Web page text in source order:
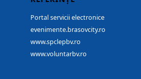
Portal servicii electronice
evenimente.brasovcity.ro
www.spclepbv.ro
www.voluntarbv.ro